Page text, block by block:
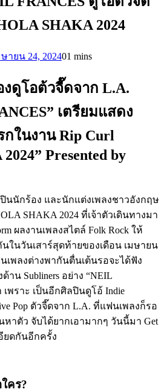
SHAKA 2024
ษายน 24, 202401 mins
งดูโอต้วจี๊ดจาก L.A.
เตรียมแสดง
กในงาน Rip Curl
Presented by
นนักร้อง และนักแต่งเพลงชาวอังกฤษ
SHAKA 2024 ที่เจ้าตัวเดินทางมา
ผลงานเพลงสไตล์ Folk Rock ให้
ในวันเสาร์สุดท้ายของเดือน เมษายน
นเพลงต่างพากันตื่นเต้นรอจะได้ฟัง
าน Subliners อย่าง “NEIL
เพราะ เป็นอีกศิลปินดูโอ้ Indie
Pop ตัวจี๊ดจาก L.A. ที่แฟนเพลงก็รอ
าตัว จับได้ยากเอามากๆ วันนี้มา Get
ยดกันอีกครั้ง
คร?